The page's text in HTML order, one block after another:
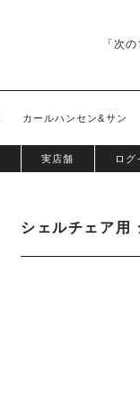
「次
カールハンセン&サン
実店舗 ログ
シェルチェア用